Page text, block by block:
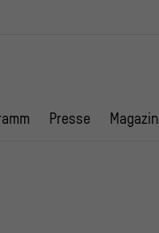
Presse Magazin